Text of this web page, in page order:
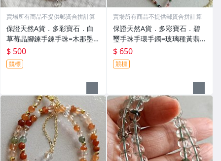
賣場所有商品不提供郵資合拼計算
保證天然A貨．多彩寶石．白
草莓晶腳鍊手鍊手珠=木那墨翠
金絲種老坑種紅翡翠玻璃種黃
翡翠矢車菊藍寶石祖母綠紅寶
石西瓜碧璽24K金鈦晶拉利瑪
石黃金髮晶藍線石紫舒俱萊石
$ 500
競標
賣場所有商品不提供郵資合拼計算
保證天然A貨．多彩寶石．碧
璽手珠手環手鐲=玻璃種黃翡翠
金絲種老坑種紅翡翠祖母綠紅
寶石藍舒俱徠石24K金鈦晶丹
泉石拉利瑪黑加侖超七水晶矢
車菊藍寶石藍鋼絲兔毛藍晶石
$ 650
競標